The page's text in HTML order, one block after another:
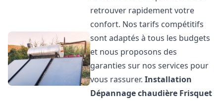
retrouver rapidement votre
confort. Nos tarifs compétitifs
sont adaptés à tous les budgets
et nous proposons des
garanties sur nos services pour
vous rassurer.Installation
Dépannage chaudière Frisquet